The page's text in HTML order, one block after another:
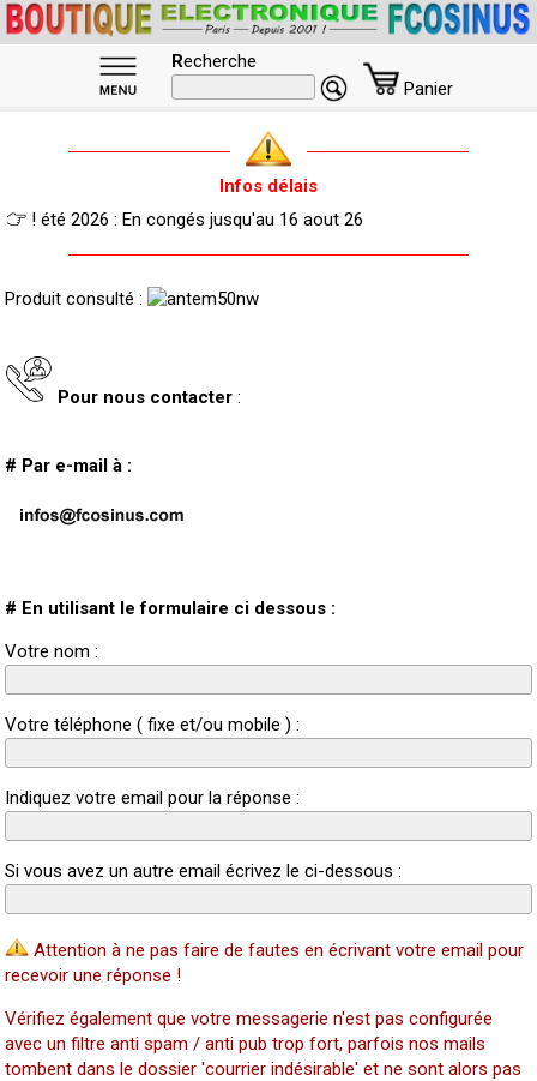
Recherche
Panier
Infos délais
! été 2026 : En congés jusqu'au 16 aout 26
Produit consulté :
Pour nous contacter :
# Par e-mail à :
# En utilisant le formulaire ci dessous :
Votre nom :
Votre téléphone ( fixe et/ou mobile ) :
Indiquez votre email pour la réponse :
Si vous avez un autre email écrivez le ci-dessous :
Attention à ne pas faire de fautes en écrivant votre email pour
recevoir une réponse !
Vérifiez également que votre messagerie n'est pas configurée
avec un filtre anti spam / anti pub trop fort, parfois nos mails
tombent dans le dossier 'courrier indésirable' et ne sont alors pas